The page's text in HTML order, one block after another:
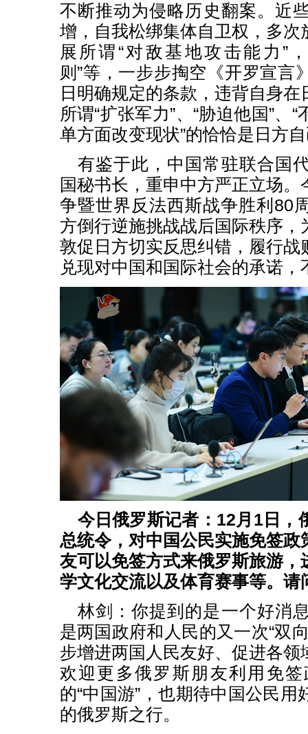
不断推动为侵略历史翻案。近
增，自我松绑集体自卫权，多次
展所谓“对敌基地攻击能力”
则”等，一步步掏空《开罗宣言
日明确规定的条款，违背自身
所谓“扩张军力”、“胁迫他国”、
单方面改变现状”的恰恰是日方
有鉴于此，中国常驻联合国
国秘书长，重申中方严正立场
争暨世界反法西斯战争胜利80
方倒行逆施挑战战后国际秩序，
敦促日方切实反思纠错，履行战
兑现对中国和国际社会的承诺
今日俄罗斯记者： 12月 1日，
总统令，对中国公民实施免签政
友可以免签方式来俄罗斯旅游，
学文化交流以及体育赛事等。请
林剑：你提到的是一个好消
是两国政府和人民的又一次“双
步增进两国人民友好、促进各领
欢迎更多俄罗斯朋友利用免
的“中国游”，也期待中国公民
的俄罗斯之行。